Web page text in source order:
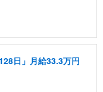
日」月給33.3万円